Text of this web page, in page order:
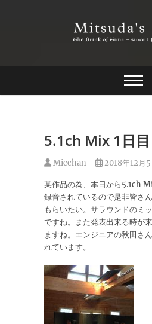
Mitsuda's
5.1ch Mix 1日目
Micchan 2018年12月5
某作品の為、本日から5.1ch
録音されているので是非皆さ
もらいたい。サラウンドのミ
ですね。また発表出来る時が
ますね。エンジニアの秋田さ
れています。